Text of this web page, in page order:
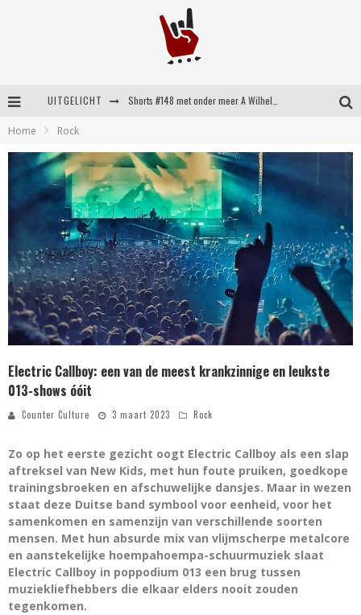
UITGELICHT
Britse emorockers van Basement maken tweede comeback met het indrukwekkende ‘Wired’
Shorts #149 met onder meer No Cure, Eva Under Fire, The Hu en Sleeping With Sirens
Home Rock
Electric Callboy: een van de meest krankzinnige en leukste
013-shows óóit
Counter Culture 3 maart 2023 Rock
Zo op het eerste gezicht oogt Electric Callboy als een slap
aftreksel van New Kids, met hun foute pruiken, goedkope
trainingsbroeken en afschuwelijke dansjes. Maar in wezen
staat deze Duitse band symbool voor eenheid, voor het
samenkomen en samenzijn van verschillende soorten
mensen. Met hun absurde mix van vlijmscherpe metalcore
en aanstekelijke hoempahoempa-schuurmuziek slaat
Electric Callboy in poppodium 013 een brug tussen
muziekliefhebbers die elkaar elders nooit zouden
tegenkomen.